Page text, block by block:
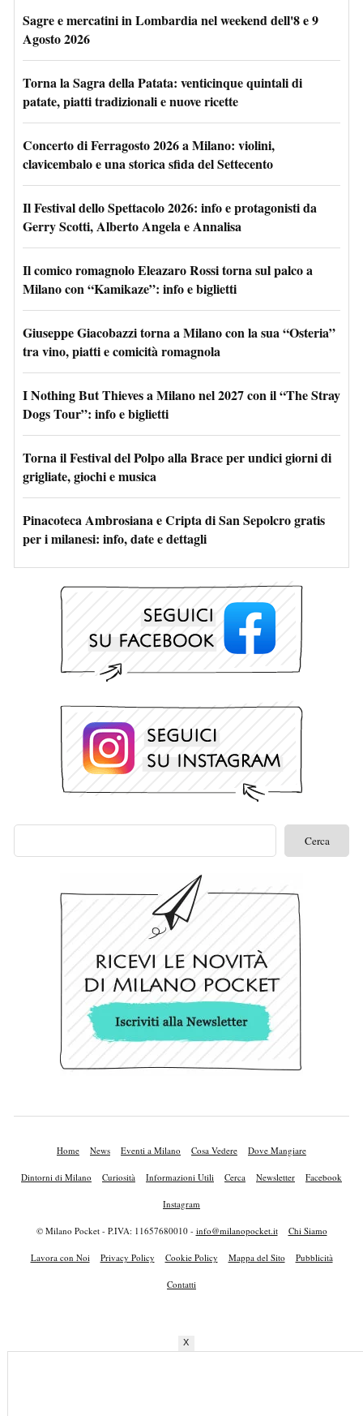
Sagre e mercatini in Lombardia nel weekend dell'8 e 9
Agosto 2026
Torna la Sagra della Patata: venticinque quintali di
patate, piatti tradizionali e nuove ricette
Concerto di Ferragosto 2026 a Milano: violini,
clavicembalo e una storica sfida del Settecento
Il Festival dello Spettacolo 2026: info e protagonisti da
Gerry Scotti, Alberto Angela e Annalisa
Il comico romagnolo Eleazaro Rossi torna sul palco a
Milano con “Kamikaze”: info e biglietti
Giuseppe Giacobazzi torna a Milano con la sua “Osteria”
tra vino, piatti e comicità romagnola
I Nothing But Thieves a Milano nel 2027 con il “The Stray
Dogs Tour”: info e biglietti
Torna il Festival del Polpo alla Brace per undici giorni di
grigliate, giochi e musica
Pinacoteca Ambrosiana e Cripta di San Sepolcro gratis
per i milanesi: info, date e dettagli
Home News Eventi a Milano Cosa Vedere Dove Mangiare
Dintorni di Milano Curiosità Informazioni Utili Cerca Newsletter Facebook
Instagram
© Milano Pocket - P.IVA: 11657680010 - info@milanopocket.it Chi Siamo
Lavora con Noi Privacy Policy Cookie Policy Mappa del Sito Pubblicità
Contatti
X